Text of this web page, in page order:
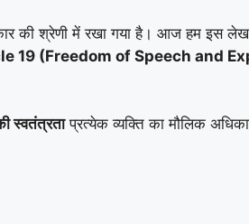
की श्रेणी में रखा गया है। आज हम इस
19 (Freedom of Speech and
स्वतंत्रताप्रत्येक व्यक्ति का मौलिक